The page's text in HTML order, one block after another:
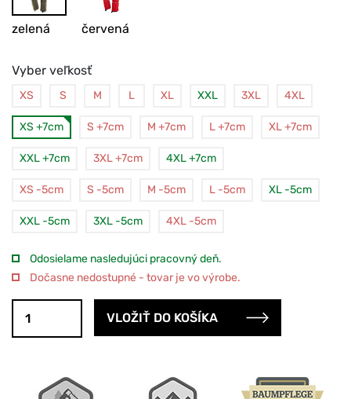
zelená červená
Vyber veľkosť
XS S M L XL XXL 3XL 4XL
XS +7cm S +7cm M +7cm L +7cm XL +7cm
XXL +7cm 3XL +7cm 4XL +7cm
XS -5cm S -5cm M -5cm L -5cm XL -5cm
XXL -5cm 3XL -5cm 4XL -5cm
Odosielame nasledujúci pracovný deň.
Dočasne nedostupné - tovar je vo výrobe.